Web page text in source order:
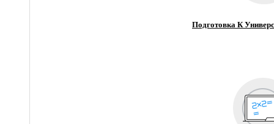
Подготовка К